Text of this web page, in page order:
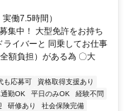
働7.5時間）
集中！ 大型免許をお持ち
イバーと 同乗してお仕事
額負担）がある為 〇大
も応募可
資格取得支援あり
勤OK 平日のみOK
経験不問
研修あり
社会保険完備